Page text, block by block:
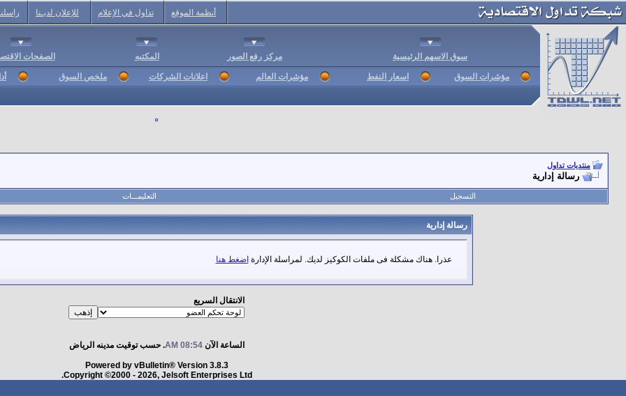
أنظمة الموقع تداول في الإعلام للإعلان لديـنا
سوق الاسهم الرئيسية مركز رفع الصور المكتبه الصفحات
مؤشرات السوق اسعار النفط مؤشرات العالم اعلانات الشركات ملخص السوق
منتديات تداول
رسالة إدارية
التسجيل التعليمـــات
رسالة إدارية
عذرا. هناك مشكلة فى ملفات الكوكيز لديك. لمراسلة الإدارة اضغط هنا
الانتقال السريع
الساعة الآن08:54 AM . حسب توقيت مدينه الرياض
Powered by vBulletin® Version 3.8.3
Copyright ©2000 - 2026, Jelsoft Enterprises Ltd.